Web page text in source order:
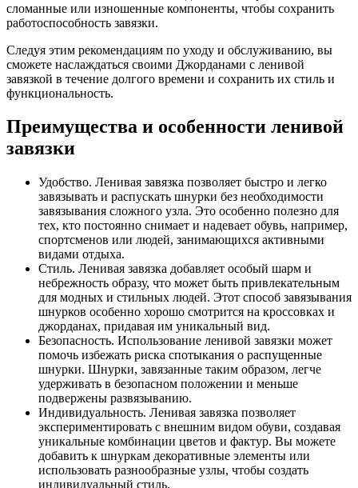
сломанные или изношенные компоненты, чтобы сохранить
работоспособность завязки.
Следуя этим рекомендациям по уходу и обслуживанию, вы
сможете наслаждаться своими Джорданами с ленивой
завязкой в течение долгого времени и сохранить их стиль и
функциональность.
Преимущества и особенности ленивой
завязки
Удобство. Ленивая завязка позволяет быстро и легко
завязывать и распускать шнурки без необходимости
завязывания сложного узла. Это особенно полезно для
тех, кто постоянно снимает и надевает обувь, например,
спортсменов или людей, занимающихся активными
видами отдыха.
Стиль. Ленивая завязка добавляет особый шарм и
небрежность образу, что может быть привлекательным
для модных и стильных людей. Этот способ завязывания
шнурков особенно хорошо смотрится на кроссовках и
джорданах, придавая им уникальный вид.
Безопасность. Использование ленивой завязки может
помочь избежать риска спотыкания о распущенные
шнурки. Шнурки, завязанные таким образом, легче
удерживать в безопасном положении и меньше
подвержены развязыванию.
Индивидуальность. Ленивая завязка позволяет
экспериментировать с внешним видом обуви, создавая
уникальные комбинации цветов и фактур. Вы можете
добавить к шнуркам декоративные элементы или
использовать разнообразные узлы, чтобы создать
индивидуальный стиль.